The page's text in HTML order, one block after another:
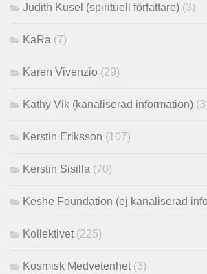
Judith Kusel (spirituell författare) (3)
KaRa (7)
Karen Vivenzio (29)
Kathy Vik (kanaliserad information)
Kerstin Eriksson (107)
Kerstin Sisilla (70)
Keshe Foundation (ej kanaliserad
Kollektivet (225)
Kosmisk Medvetenhet (3)